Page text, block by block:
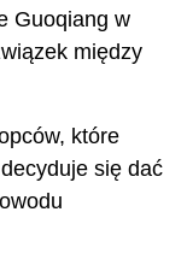
Guoqiang w
między
które
się dać